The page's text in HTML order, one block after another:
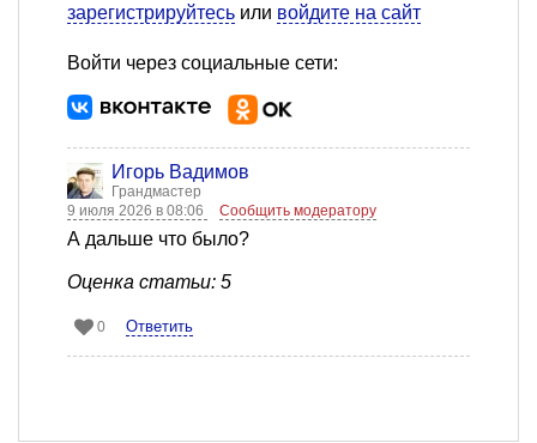
зарегистрируйтесь или войдите на сайт
Войти через социальные сети:
Игорь Вадимов
Грандмастер
9 июля 2026 в 08:06
Сообщить модератору
А дальше что было?
Оценка статьи: 5
0 Ответить